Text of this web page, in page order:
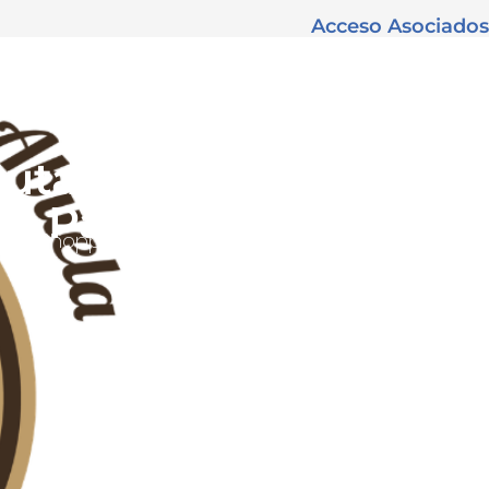
Acceso Asociados
Shopping Center
de la Tapa de la
París